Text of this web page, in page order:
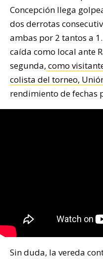
Concepción llega
dos derrotas
ambas por 2 tantos a
caída como local ante
segunda, como
colista del torneo,
rendimiento de fechas
Sin duda, la vereda